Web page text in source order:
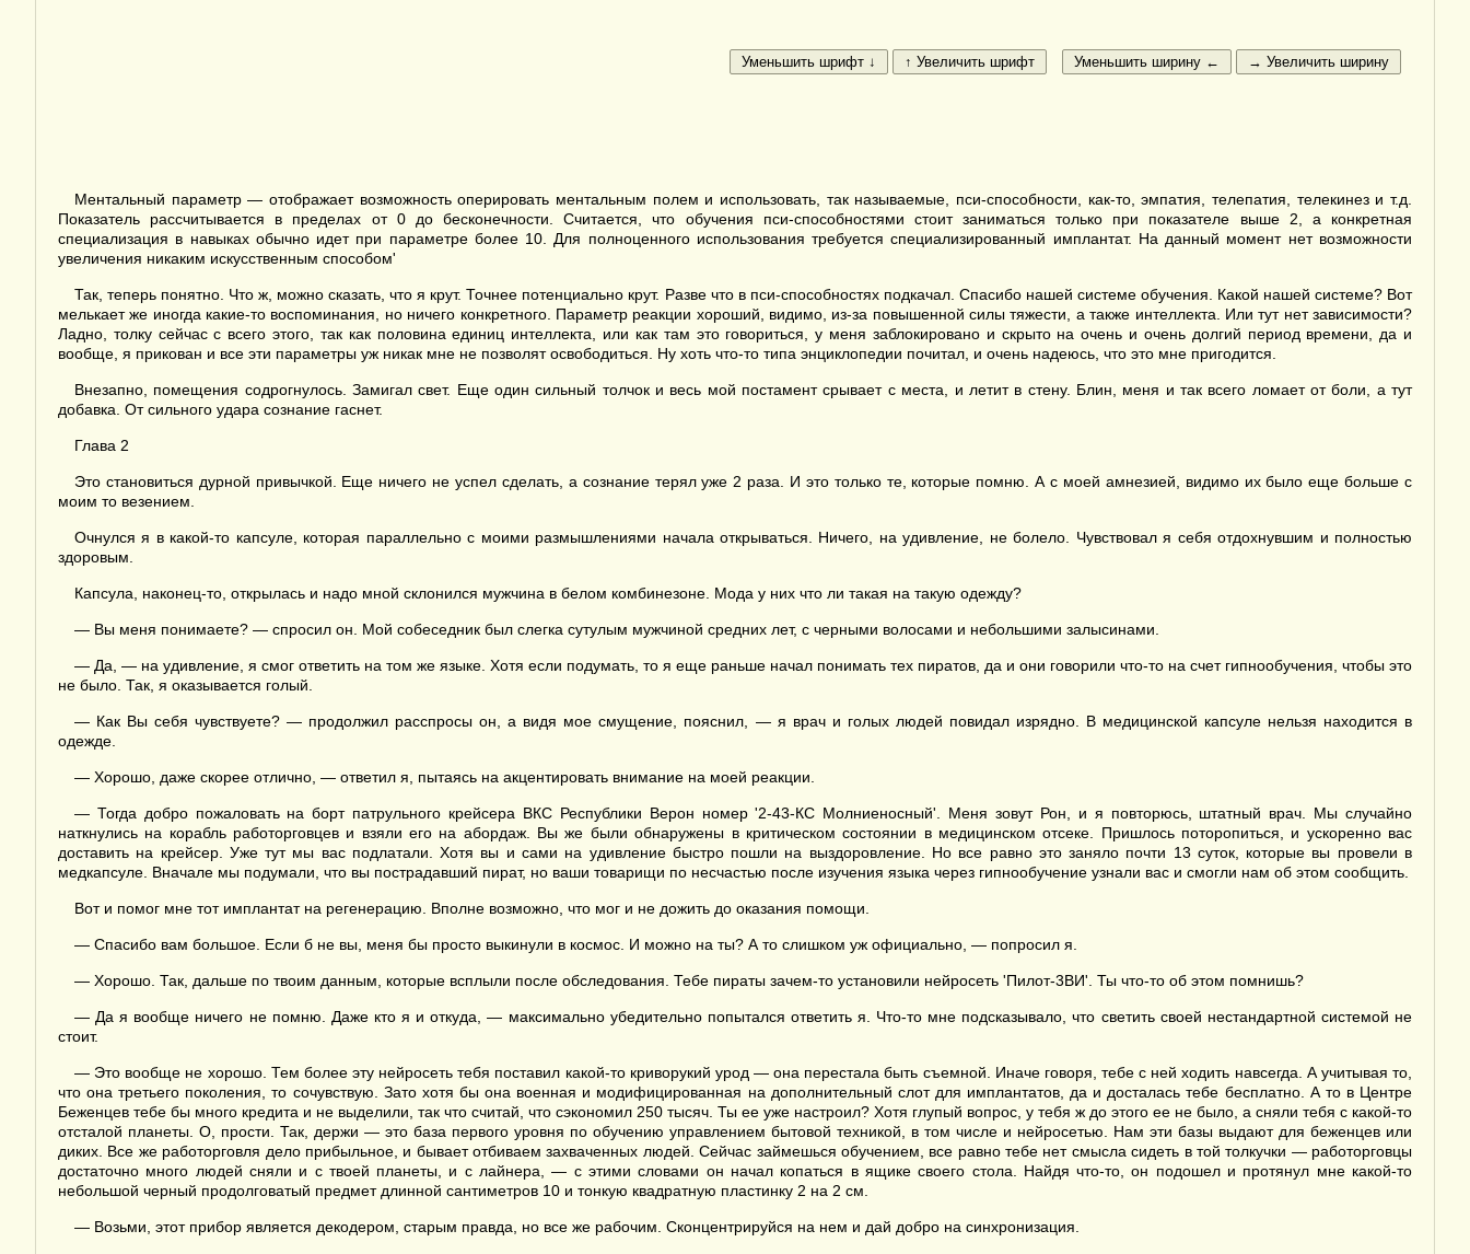
Ментальный параметр — отображает возможность оперировать ментальным полем и использовать, так называемые, пси-способности, как-то, эмпатия, телепатия, телекинез и т.д.
Показатель рассчитывается в пределах от 0 до бесконечности. Считается, что обучения пси-способностями стоит заниматься только при показателе выше 2, а конкретная
специализация в навыках обычно идет при параметре более 10. Для полноценного использования требуется специализированный имплантат. На данный момент нет возможности
увеличения никаким искусственным способом'
Так, теперь понятно. Что ж, можно сказать, что я крут. Точнее потенциально крут. Разве что в пси-способностях подкачал. Спасибо нашей системе обучения. Какой нашей системе? Вот
мелькает же иногда какие-то воспоминания, но ничего конкретного. Параметр реакции хороший, видимо, из-за повышенной силы тяжести, а также интеллекта. Или тут нет зависимости?
Ладно, толку сейчас с всего этого, так как половина единиц интеллекта, или как там это говориться, у меня заблокировано и скрыто на очень и очень долгий период времени, да и
вообще, я прикован и все эти параметры уж никак мне не позволят освободиться. Ну хоть что-то типа энциклопедии почитал, и очень надеюсь, что это мне пригодится.
Внезапно, помещения содрогнулось. Замигал свет. Еще один сильный толчок и весь мой постамент срывает с места, и летит в стену. Блин, меня и так всего ломает от боли, а тут
добавка. От сильного удара сознание гаснет.
Глава 2
Это становиться дурной привычкой. Еще ничего не успел сделать, а сознание терял уже 2 раза. И это только те, которые помню. А с моей амнезией, видимо их было еще больше с
моим то везением.
Очнулся я в какой-то капсуле, которая параллельно с моими размышлениями начала открываться. Ничего, на удивление, не болело. Чувствовал я себя отдохнувшим и полностью
здоровым.
Капсула, наконец-то, открылась и надо мной склонился мужчина в белом комбинезоне. Мода у них что ли такая на такую одежду?
— Вы меня понимаете? — спросил он. Мой собеседник был слегка сутулым мужчиной средних лет, с черными волосами и небольшими залысинами.
— Да, — на удивление, я смог ответить на том же языке. Хотя если подумать, то я еще раньше начал понимать тех пиратов, да и они говорили что-то на счет гипнообучения, чтобы это
не было. Так, я оказывается голый.
— Как Вы себя чувствуете? — продолжил расспросы он, а видя мое смущение, пояснил, — я врач и голых людей повидал изрядно. В медицинской капсуле нельзя находится в
одежде.
— Хорошо, даже скорее отлично, — ответил я, пытаясь на акцентировать внимание на моей реакции.
— Тогда добро пожаловать на борт патрульного крейсера ВКС Республики Верон номер '2-43-КС Молниеносный'. Меня зовут Рон, и я повторюсь, штатный врач. Мы случайно
наткнулись на корабль работорговцев и взяли его на абордаж. Вы же были обнаружены в критическом состоянии в медицинском отсеке. Пришлось поторопиться, и ускоренно вас
доставить на крейсер. Уже тут мы вас подлатали. Хотя вы и сами на удивление быстро пошли на выздоровление. Но все равно это заняло почти 13 суток, которые вы провели в
медкапсуле. Вначале мы подумали, что вы пострадавший пират, но ваши товарищи по несчастью после изучения языка через гипнообучение узнали вас и смогли нам об этом сообщить.
Вот и помог мне тот имплантат на регенерацию. Вполне возможно, что мог и не дожить до оказания помощи.
— Спасибо вам большое. Если б не вы, меня бы просто выкинули в космос. И можно на ты? А то слишком уж официально, — попросил я.
— Хорошо. Так, дальше по твоим данным, которые всплыли после обследования. Тебе пираты зачем-то установили нейросеть 'Пилот-3ВИ'. Ты что-то об этом помнишь?
— Да я вообще ничего не помню. Даже кто я и откуда, — максимально убедительно попытался ответить я. Что-то мне подсказывало, что светить своей нестандартной системой не
стоит.
— Это вообще не хорошо. Тем более эту нейросеть тебя поставил какой-то криворукий урод — она перестала быть съемной. Иначе говоря, тебе с ней ходить навсегда. А учитывая то,
что она третьего поколения, то сочувствую. Зато хотя бы она военная и модифицированная на дополнительный слот для имплантатов, да и досталась тебе бесплатно. А то в Центре
Беженцев тебе бы много кредита и не выделили, так что считай, что сэкономил 250 тысяч. Ты ее уже настроил? Хотя глупый вопрос, у тебя ж до этого ее не было, а сняли тебя с какой-то
отсталой планеты. О, прости. Так, держи — это база первого уровня по обучению управлением бытовой техникой, в том числе и нейросетью. Нам эти базы выдают для беженцев или
диких. Все же работорговля дело прибыльное, и бывает отбиваем захваченных людей. Сейчас займешься обучением, все равно тебе нет смысла сидеть в той толкучки — работорговцы
достаточно много людей сняли и с твоей планеты, и с лайнера, — с этими словами он начал копаться в ящике своего стола. Найдя что-то, он подошел и протянул мне какой-то
небольшой черный продолговатый предмет длинной сантиметров 10 и тонкую квадратную пластинку 2 на 2 см.
— Возьми, этот прибор является декодером, старым правда, но все же рабочим. Сконцентрируйся на нем и дай добро на синхронизация.